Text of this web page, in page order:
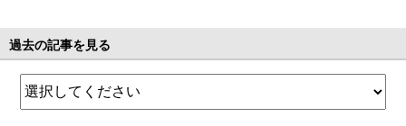
過去の記事を見る